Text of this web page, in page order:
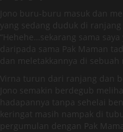
Jono buru-buru masuk dan
yang sedang duduk di ranjang
“Hehehe…sekarang sama
daripada sama Pak Maman
dan meletakkannya di sebuah
Virna turun dari ranjang dan
Jono semakin berdegub
hadapannya tanpa sehelai
keringat masih nampak di
pergumulan dengan Pak